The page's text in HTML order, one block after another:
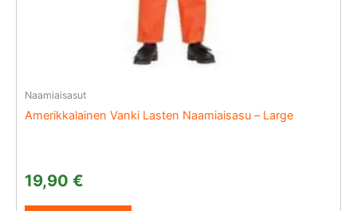
Naamiaisasut
Amerikkalainen Vanki Lasten Naamiaisasu – Large
19,90 €